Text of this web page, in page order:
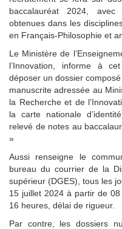
baccalauréat 2024,
obtenues dans les
en Français-Philosophie et
Le Ministère de
l’Innovation, informe à
déposer un dossier
manuscrite adressée au
la Recherche et de
la carte nationale
relevé de notes au
»
Aussi renseigne le
bureau du courrier de la
supérieur (DGES), tous les
15 juillet 2024 à partir de
16 heures, délai de rigueur.
Par contre, les dossiers